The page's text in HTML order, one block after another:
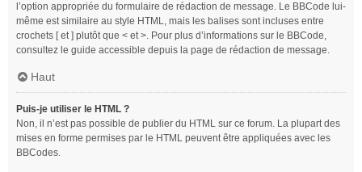
l’option appropriée du formulaire de rédaction de message. Le BBCode lui-
même est similaire au style HTML, mais les balises sont incluses entre
crochets [ et ] plutôt que < et >. Pour plus d’informations sur le BBCode,
consultez le guide accessible depuis la page de rédaction de message.
Haut
Puis-je utiliser le HTML ?
Non, il n’est pas possible de publier du HTML sur ce forum. La plupart des
mises en forme permises par le HTML peuvent être appliquées avec les
BBCodes.